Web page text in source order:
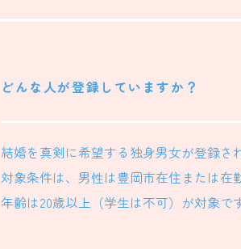
マッチン
Event
どんな人が登録していますか？
結婚を真剣に希望する独身男女が登録さ
対象条件は、男性は豊岡市在住または在
年齢は20歳以上（学生は不可）が対象で